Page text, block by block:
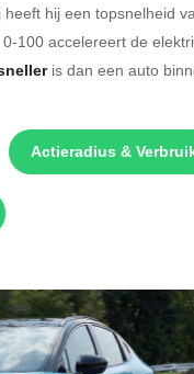
hij een topsnelheid
100 accelereert de
is dan een auto
Actieradius &